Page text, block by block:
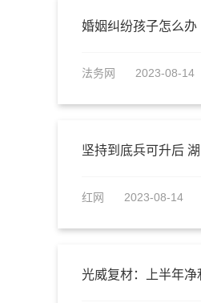
婚姻纠纷孩子怎么办
法务网 2023-08-14
坚持到底兵可升后
红网 2023-08-14
光威复材：上半年